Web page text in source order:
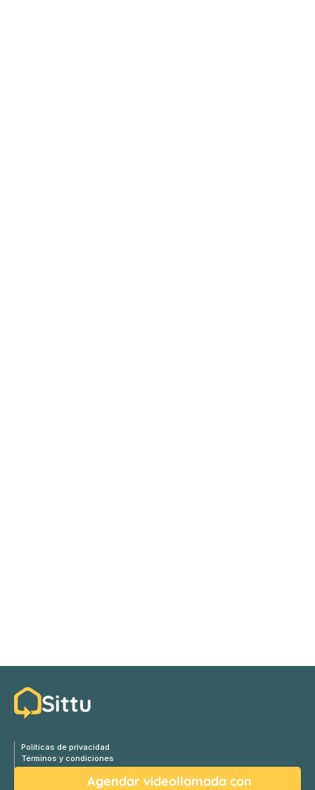
Agendar videollamada con
Sittu
Políticas de privacidad
Términos y condiciones
contacto@sittudesign.com